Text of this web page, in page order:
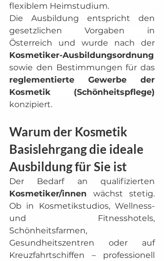
flexiblem Heimstudium.
Die Ausbildung entspricht den
gesetzlichen Vorgaben in
Kosmetiker-Ausbildungsordnung
reglementierte Gewerbe der
Kosmetik (Schönheitspflege)
konzipiert.
Warum der Kosmetik
Basislehrgang die ideale
Ausbildung für Sie ist
Kosmetiker/innen wächst stetig.
Ob in Kosmetikstudios, Wellness-
und Fitnesshotels,
Schönheitsfarmen,
Gesundheitszentren oder auf
Kreuzfahrtschiffen – professionell